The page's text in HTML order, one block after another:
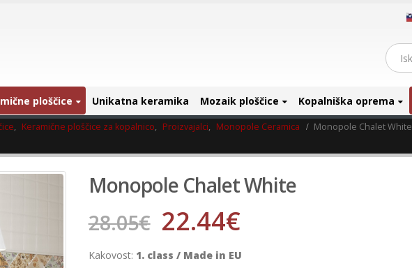
ploščice Unikatna keramika Mozaik ploščice Kopalniška oprema
, Keramične ploščice za kopalnico, Proizvajalci, Monopole Ceramica Monopole Chalet White
Monopole Chalet White
28.05€ 22.44€
Kakovost: 1. class / Made in EU